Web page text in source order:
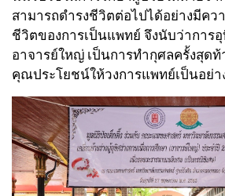
สามารถดำรงชีวิตต่อไปได้อย่างมีค
ชีวิตของการเป็นแพทย์ จึงนับว่าการอุ
อาจารย์ใหญ่ เป็นการทำกุศลครั้งสุด
คุณประโยชน์ให้วงการแพทย์เป็นอย่า